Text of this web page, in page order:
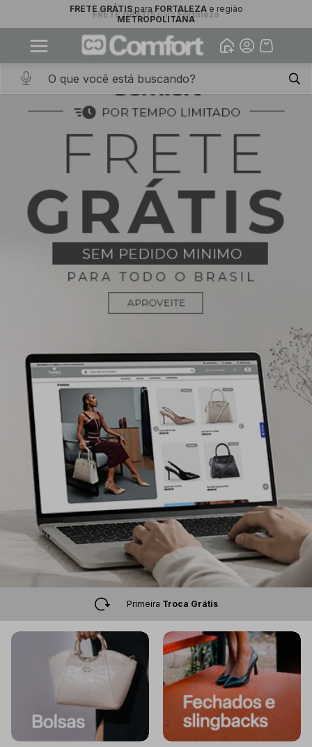
10% OFF na primeira compra
Baixe o app. Cupom BEMVINDO10
(100+)
Abrir
FRETE GRÁTISparaFortaleza
5% de descontoá vista no PIX